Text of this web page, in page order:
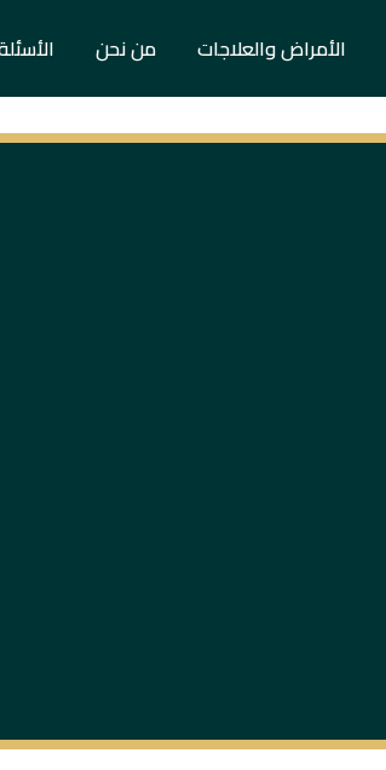
الأمراض والعلاجات من نحن